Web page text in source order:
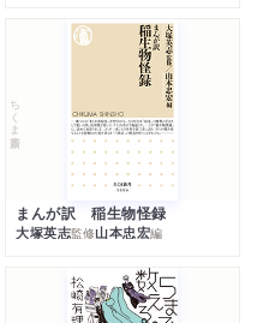
ちくま新書
まんが訳 稲生物怪録
大塚英志監修山本忠宏編